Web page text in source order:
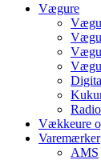
Vægure
Vækkeure
Varemærker
AMS